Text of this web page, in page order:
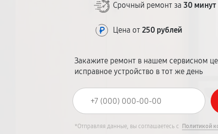
Срочный ремонт за30 минут
Цена от250 рублей
Закажите ремонт в нашем сервисном
исправное устройство в тот же день
*Отправляя данные, вы соглашаетесь с Политикой